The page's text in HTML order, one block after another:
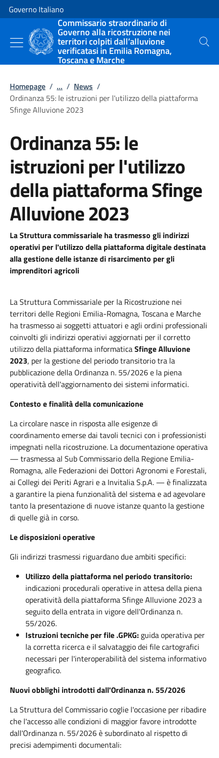
Vai al contenuto
Vai alla navigazione del sito
Governo Italiano
Commissario straordinario di
Governo alla ricostruzione nei
territori colpiti dall’alluvione
verificatasi in Emilia Romagna,
Toscana e Marche
Cerca
Homepage / ... / News /
Ordinanza 55: le istruzioni per l'utilizzo della piattaforma
Sfinge Alluvione 2023
Ordinanza 55: le
istruzioni per l'utilizzo
della piattaforma Sfinge
Alluvione 2023
La Struttura commissariale ha trasmesso gli indirizzi
operativi per l'utilizzo della piattaforma digitale destinata
alla gestione delle istanze di risarcimento per gli
imprenditori agricoli
La Struttura Commissariale per la Ricostruzione nei
territori delle Regioni Emilia-Romagna, Toscana e Marche
ha trasmesso ai soggetti attuatori e agli ordini professionali
coinvolti gli indirizzi operativi aggiornati per il corretto
utilizzo della piattaforma informaticaSfinge Alluvione
2023, per la gestione del periodo transitorio tra la
pubblicazione della Ordinanza n. 55/2026 e la piena
operatività dell'aggiornamento dei sistemi informatici.
Contesto e finalità della comunicazione
La circolare nasce in risposta alle esigenze di
coordinamento emerse dai tavoli tecnici con i professionisti
impegnati nella ricostruzione. La documentazione operativa
— trasmessa al Sub Commissario della Regione Emilia-
Romagna, alle Federazioni dei Dottori Agronomi e Forestali,
ai Collegi dei Periti Agrari e a Invitalia S.p.A. — è finalizzata
a garantire la piena funzionalità del sistema e ad agevolare
tanto la presentazione di nuove istanze quanto la gestione
di quelle già in corso.
Le disposizioni operative
Gli indirizzi trasmessi riguardano due ambiti specifici:
Utilizzo della piattaforma nel periodo transitorio:
indicazioni procedurali operative in attesa della piena
operatività della piattaforma Sfinge Alluvione 2023 a
seguito della entrata in vigore dell'Ordinanza n.
55/2026.
Istruzioni tecniche per file .GPKG: guida operativa per
la corretta ricerca e il salvataggio dei file cartografici
necessari per l'interoperabilità del sistema informativo
geografico.
Nuovi obblighi introdotti dall'Ordinanza n. 55/2026
La Struttura del Commissario coglie l'occasione per ribadire
che l'accesso alle condizioni di maggior favore introdotte
dall'Ordinanza n. 55/2026 è subordinato al rispetto di
precisi adempimenti documentali: